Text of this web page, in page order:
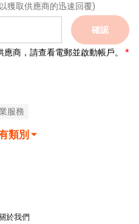
獲取供應商的迅速回覆)
確認
商，請查看電郵並啟動帳戶。
服務
類別
於我們